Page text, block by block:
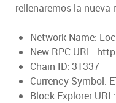
rellenaremos la nueva
Network Name:
New RPC URL:
Chain ID: 31337
Currency Symbol:
Block Explorer